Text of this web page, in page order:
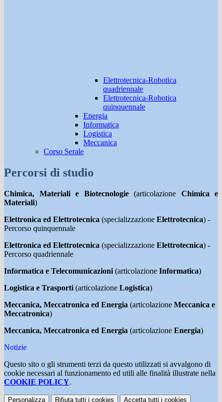
Elettrotecnica-Robotica
quadriennale
Elettrotecnica-Robotica
quinquennale
Energia
Informatica
Logistica
Meccanica
Corso Serale
Percorsi di studio
Chimica, Materiali e Biotecnologie (articolazione
Chimica e
Materiali)
Elettronica ed Elettrotecnica (specializzazione Elettrotecnica) -
Percorso quinquennale
Elettronica ed Elettrotecnica (specializzazione Elettrotecnica) -
Percorso quadriennale
Informatica e Telecomunicazioni (articolazione Informatica)
Logistica e Trasporti (articolazione Logistica)
Meccanica, Meccatronica ed Energia (articolazione Meccanica e
Meccatronica)
Meccanica, Meccatronica ed Energia (articolazione Energia)
Notizie
Questo sito o gli strumenti terzi da questo utilizzati si avvalgono di
cookie necessari al funzionamento ed utili alle finalità illustrate nella
COOKIE POLICY.
Personalizza Rifiuta tutti i cookies Accetta tutti i cookies